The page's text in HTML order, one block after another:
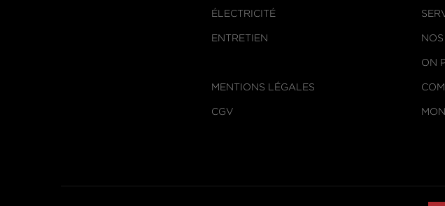
ÉLECTRICITÉ
ENTRETIEN
MENTIONS LÉGALES
CGV
ON